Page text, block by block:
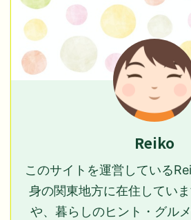
Reiko
このサイトを運営している
身の関東地方に在住してい
や、暮らしのヒント・グル